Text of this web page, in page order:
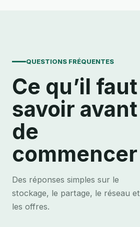
QUESTIONS FRÉQUENTES
Ce qu’il faut
savoir avant
de
commencer
Des réponses simples sur le
stockage, le partage, le réseau et
les offres.